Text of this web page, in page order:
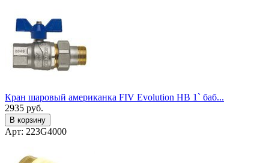
Кран шаровый американка FIV Evolution НВ 1` баб...
2935 руб.
В корзину
Арт: 223G4000